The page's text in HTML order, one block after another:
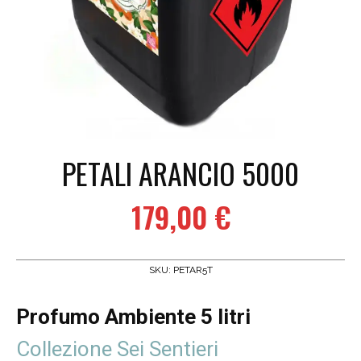
PETALI ARANCIO 5000
179,00 €
SKU: PETAR5T
Profumo Ambiente 5 litri
Collezione Sei Sentieri